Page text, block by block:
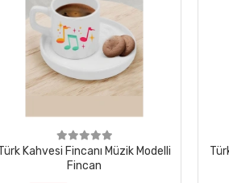
Kahvesi Fincanı Müzik Modelli
Fincan